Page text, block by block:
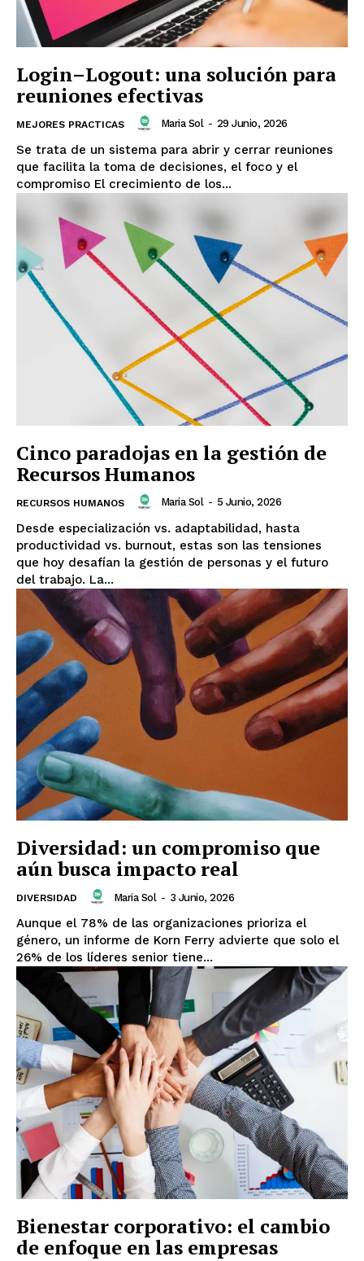
Login–Logout: una solución para
reuniones efectivas
MEJORES PRACTICAS Maria Sol - 29 Junio, 2026
Se trata de un sistema para abrir y cerrar reuniones
que facilita la toma de decisiones, el foco y el
compromiso El crecimiento de los...
Cinco paradojas en la gestión de
Recursos Humanos
RECURSOS HUMANOS Maria Sol - 5 Junio, 2026
Desde especialización vs. adaptabilidad, hasta
productividad vs. burnout, estas son las tensiones
que hoy desafían la gestión de personas y el futuro
del trabajo. La...
Diversidad: un compromiso que
aún busca impacto real
DIVERSIDAD Maria Sol - 3 Junio, 2026
Aunque el 78% de las organizaciones prioriza el
género, un informe de Korn Ferry advierte que solo el
26% de los líderes senior tiene...
Bienestar corporativo: el cambio
de enfoque en las empresas